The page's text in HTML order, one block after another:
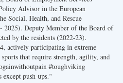
Advisor in the European
Social, Health, and Rescue
Deputy Member of the Board of
by the residents (2022-23).
actively participating in extreme
that require strength, agility, and
#toughviking
push-ups."